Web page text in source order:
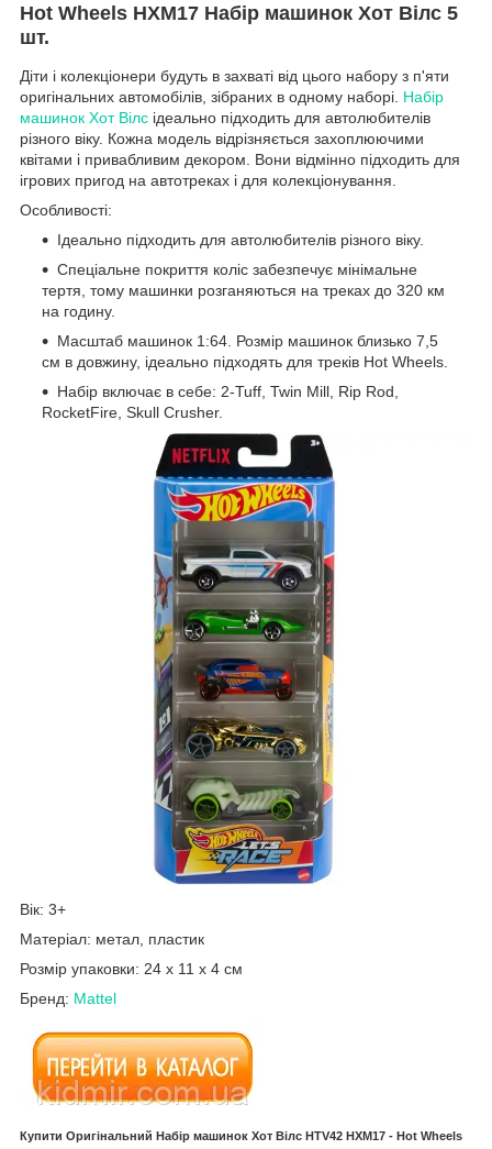
Hot Wheels HXM17 Набір машинок Хот Вілс 5
шт.
Діти і колекціонери будуть в захваті від цього набору з п'яти
оригінальних автомобілів, зібраних в одному наборі. Набір
машинок Хот Вілс ідеально підходить для автолюбителів
різного віку. Кожна модель відрізняється захоплюючими
квітами і привабливим декором. Вони відмінно підходить для
ігрових пригод на автотреках і для колекціонування.
Особливості:
Ідеально підходить для автолюбителів різного віку.
Спеціальне покриття коліс забезпечує мінімальне
тертя, тому машинки розганяються на треках до 320 км
на годину.
Масштаб машинок 1:64. Розмір машинок близько 7,5
см в довжину, ідеально підходять для треків Hot Wheels.
Набір включає в себе: 2-Tuff, Twin Mill, Rip Rod,
RocketFire, Skull Crusher.
Вік: 3+
Матеріал: метал, пластик
Розмір упаковки: 24 x 11 x 4 см
Бренд: Mattel
Купити Оригінальний Набір машинок Хот Вілс HTV42 HXM17 - Hot Wheels